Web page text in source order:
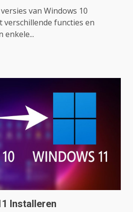
van Windows 10
verschillende functies en
enkele...
Installeren